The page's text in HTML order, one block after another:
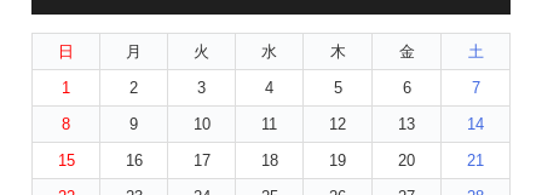
日 月 火 水 木 金
土
1
2 3 4 5 6
7
8
9 10 11 12 13
14
15
16 17 18 19 20
21